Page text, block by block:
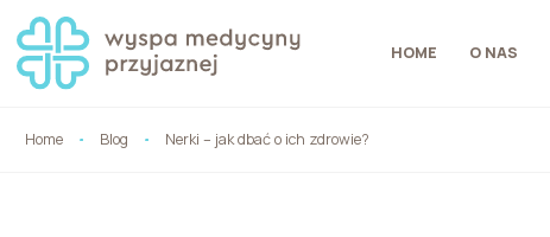
HOME O NAS
Home Blog Nerki – jak dbać o ich zdrowie?